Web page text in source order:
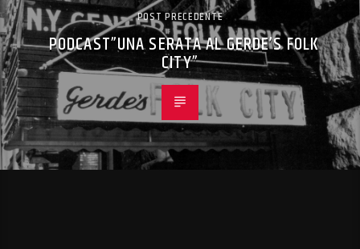
POST PRECEDENTE
PODCAST”UNA SERATA AL GERDE’S FOLK
CITY”